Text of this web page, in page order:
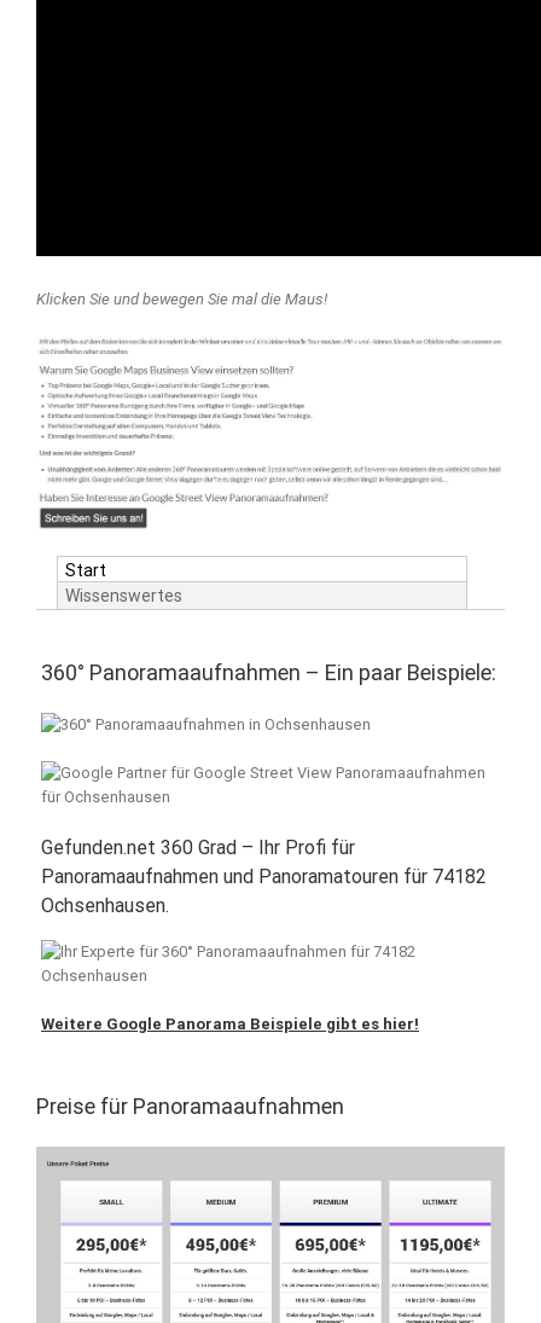
Klicken Sie und bewegen Sie mal die Maus!
Start
Wissenswertes
360° Panoramaaufnahmen – Ein paar Beispiele:
Gefunden.net 360 Grad – Ihr Profi für
Panoramaaufnahmen und Panoramatouren für 74182
Ochsenhausen.
Weitere Google Panorama Beispiele gibt es hier!
Preise für Panoramaaufnahmen